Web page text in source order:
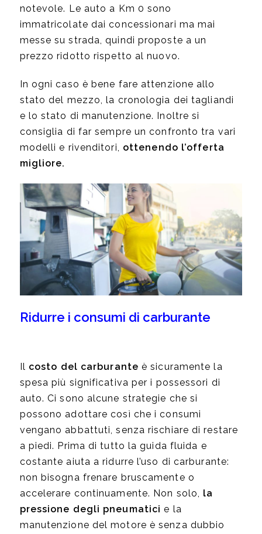
notevole. Le auto a Km 0 sono
immatricolate dai concessionari ma mai
messe su strada, quindi proposte a un
prezzo ridotto rispetto al nuovo.
In ogni caso è bene fare attenzione allo
stato del mezzo, la cronologia dei tagliandi
e lo stato di manutenzione. Inoltre si
consiglia di far sempre un confronto tra vari
modelli e rivenditori, ottenendo l’offerta
migliore.
Ridurre i consumi di carburante
Il costo del carburante è sicuramente la
spesa più significativa per i possessori di
auto. Ci sono alcune strategie che si
possono adottare così che i consumi
vengano abbattuti, senza rischiare di restare
a piedi. Prima di tutto la guida fluida e
costante aiuta a ridurre l’uso di carburante:
non bisogna frenare bruscamente o
accelerare continuamente. Non solo, la
pressione degli pneumatici e la
manutenzione del motore è senza dubbio